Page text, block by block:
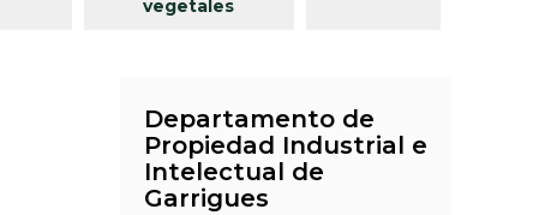
vegetales
Departamento de
Propiedad Industrial e
Intelectual de
Garrigues